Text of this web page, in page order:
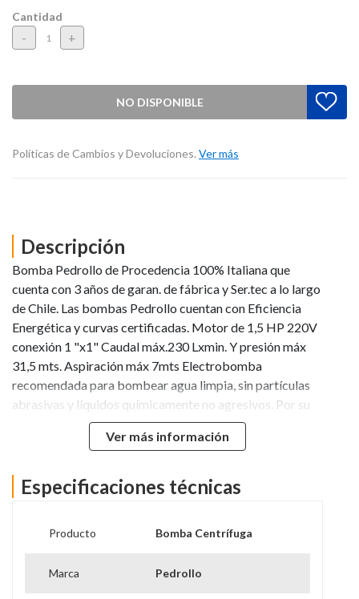
Cantidad
- +
NO DISPONIBLE
Políticas de Cambios y Devoluciones. Ver más
Descripción
Bomba Pedrollo de Procedencia 100% Italiana que
cuenta con 3 años de garan. de fábrica y Ser.tec a lo largo
de Chile. Las bombas Pedrollo cuentan con Eficiencia
Energética y curvas certificadas. Motor de 1,5 HP 220V
conexión 1 "x1" Caudal máx.230 Lxmin. Y presión máx
31,5 mts. Aspiración máx 7mts Electrobomba
recomendada para bombear agua limpia, sin partículas
abrasivas y líquidos químicamente no agresivos. Por su
confiabilidad y simplicidad encuentran un amplio utilizo
en el sector doméstico y civil, particularmente para la
tanques autoclaves, para el vaciado o para la irrigación
de huertos o jardines. La instación se debe realizar en
Ver más información
Especificaciones técnicas
Producto Bomba Centrífuga
Marca Pedrollo